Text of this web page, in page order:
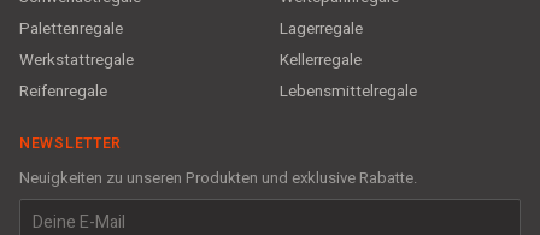
Palettenregale
Lagerregale
Werkstattregale
Kellerregale
Reifenregale
Lebensmittelregale
NEWSLETTER
Neuigkeiten zu unseren Produkten und exklusive Rabatte.